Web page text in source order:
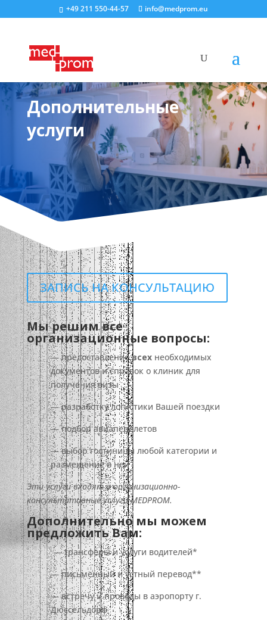
+49 211 550-44-57 info@medprom.eu
Дополнительные
услуги
ЗАПИСЬ НА КОНСУЛЬТАЦИЮ
Мы решим все
организационные вопросы:
— предоставлениевсехнеобходимых
документов и справок о клиник для
получения визы
— разработку логистики Вашей поездки
— подбор авиаперелетов
— выбор гостиницы любой категории и
размещение в ней
Эти услуги входят в организационно-
консультативные услуги MEDPROM.
Дополнительно мы можем
предложить Вам:
— трансферы и услуги водителей*
— письменный и устный перевод**
— встречу и проводы в аэропорту г.
Дюссельдорф